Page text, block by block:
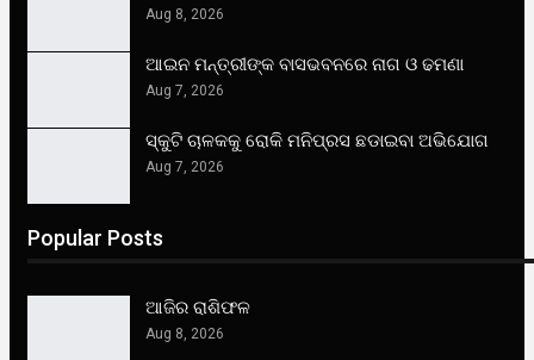
Aug 8, 2026
ଆଇନ ମନ୍ତ୍ରୀଙ୍କ ବାସଭବନରେ ନାଗ ଓ ଢମଣା
Aug 7, 2026
ସ୍କୁଟି ଚାଳକକୁ ରୋକି ମନିପ୍ରସ ଛଡାଇବା ଅଭିଯୋଗ
Aug 7, 2026
Popular Posts
ଆଜିର ରାଶିଫଳ
Aug 8, 2026